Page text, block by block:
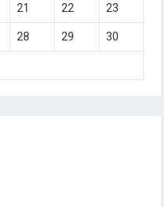
21 22 23
28 29 30